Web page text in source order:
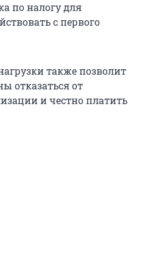
по налогу для
с первого
также позволит
отказаться от
и честно платить